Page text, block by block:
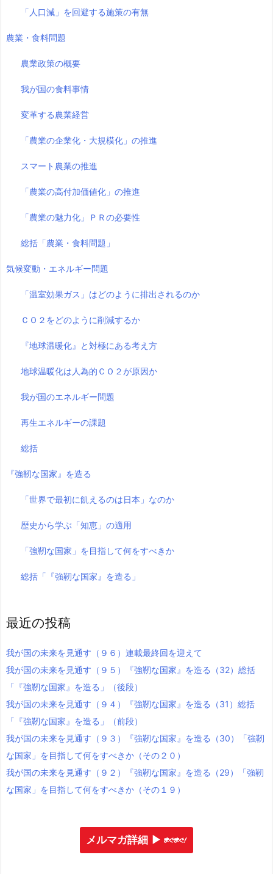
「人口減」を回避する施策の有無
農業・食料問題
農業政策の概要
我が国の食料事情
変革する農業経営
「農業の企業化・大規模化」の推進
スマート農業の推進
「農業の高付加価値化」の推進
「農業の魅力化」ＰＲの必要性
総括「農業・食料問題」
気候変動・エネルギー問題
「温室効果ガス」はどのように排出されるのか
ＣＯ２をどのように削減するか
『地球温暖化』と対極にある考え方
地球温暖化は人為的ＣＯ２が原因か
我が国のエネルギー問題
再生エネルギーの課題
総括
『強靭な国家』を造る
「世界で最初に飢えるのは日本」なのか
歴史から学ぶ「知恵」の適用
「強靭な国家」を目指して何をすべきか
総括「『強靭な国家』を造る」
最近の投稿
我が国の未来を見通す（９６）連載最終回を迎えて
我が国の未来を見通す（９５）『強靭な国家』を造る（32）総括
「『強靭な国家』を造る」（後段）
我が国の未来を見通す（９４）『強靭な国家』を造る（31）総括
「『強靭な国家』を造る」（前段）
我が国の未来を見通す（９３）『強靭な国家』を造る（30）「強靭
な国家」を目指して何をすべきか（その２０）
我が国の未来を見通す（９２）『強靭な国家』を造る（29）「強靭
な国家」を目指して何をすべきか（その１９）
メルマガ詳細 ▶︎